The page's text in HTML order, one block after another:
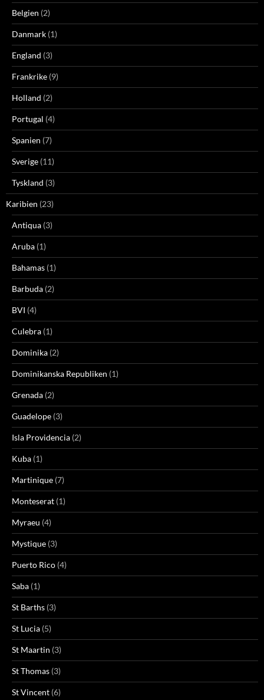
Belgien (2)
Danmark (1)
England (3)
Frankrike (9)
Holland (2)
Portugal (4)
Spanien (7)
Sverige (11)
Tyskland (3)
Karibien (23)
Antiqua (3)
Aruba (1)
Bahamas (1)
Barbuda (2)
BVI (4)
Culebra (1)
Dominika (2)
Dominikanska Republiken (1)
Grenada (2)
Guadelope (3)
Isla Providencia (2)
Kuba (1)
Martinique (7)
Monteserat (1)
Myraeu (4)
Mystique (3)
Puerto Rico (4)
Saba (1)
St Barths (3)
St Lucia (5)
St Maartin (3)
St Thomas (3)
St Vincent (6)